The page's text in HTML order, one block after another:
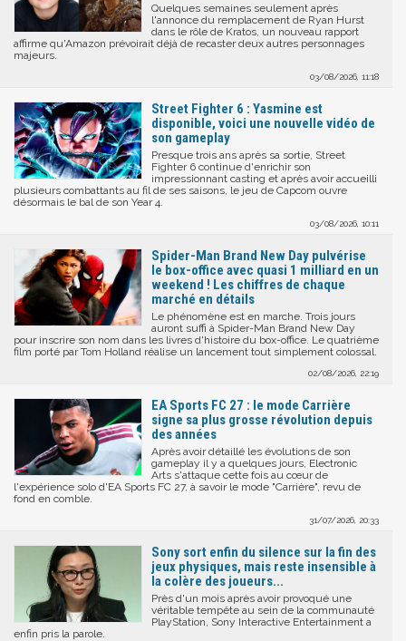
Quelques semaines seulement après
l'annonce du remplacement de Ryan Hurst
dans le rôle de Kratos, un nouveau rapport
affirme qu'Amazon prévoirait déjà de recaster deux autres personnages
majeurs.
03/08/2026, 11:18
Street Fighter 6 : Yasmine est
disponible, voici une nouvelle vidéo de
son gameplay
Presque trois ans après sa sortie, Street
Fighter 6 continue d'enrichir son
impressionnant casting et après avoir accueilli
plusieurs combattants au fil de ses saisons, le jeu de Capcom ouvre
désormais le bal de son Year 4.
03/08/2026, 10:11
Spider-Man Brand New Day pulvérise
le box-office avec quasi 1 milliard en un
weekend ! Les chiffres de chaque
marché en détails
Le phénomène est en marche. Trois jours
auront suffi à Spider-Man Brand New Day
pour inscrire son nom dans les livres d'histoire du box-office. Le quatrième
film porté par Tom Holland réalise un lancement tout simplement colossal.
02/08/2026, 22:19
EA Sports FC 27 : le mode Carrière
signe sa plus grosse révolution depuis
des années
Après avoir détaillé les évolutions de son
gameplay il y a quelques jours, Electronic
Arts s'attaque cette fois au cœur de
l'expérience solo d'EA Sports FC 27, à savoir le mode "Carrière", revu de
fond en comble.
31/07/2026, 20:33
Sony sort enfin du silence sur la fin des
jeux physiques, mais reste insensible à
la colère des joueurs...
Près d'un mois après avoir provoqué une
véritable tempête au sein de la communauté
PlayStation, Sony Interactive Entertainment a
enfin pris la parole.